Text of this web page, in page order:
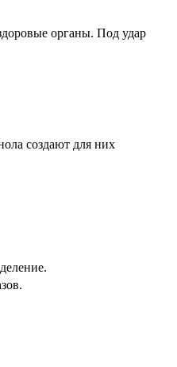
органы. Под удар
создают для них